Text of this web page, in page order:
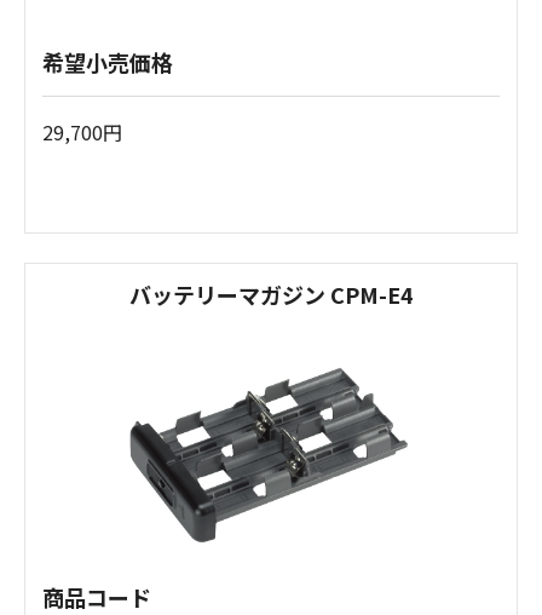
希望小売価格
29,700円
バッテリーマガジン CPM-E4
商品コード